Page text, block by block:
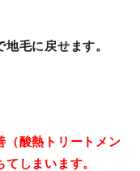
毛に戻せます。
（酸熱トリートメン
しまいます。